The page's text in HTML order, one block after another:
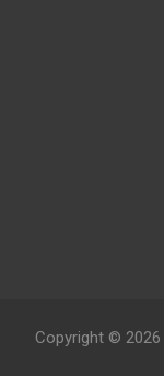
Copyright © 2026